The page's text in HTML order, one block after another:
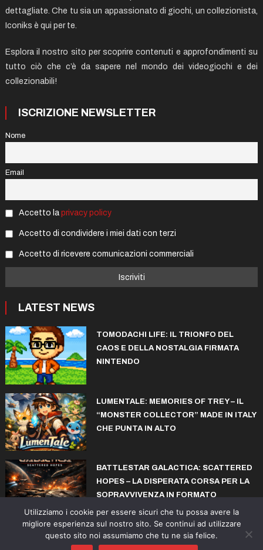
dettagliate. Che tu sia un appassionato di giochi, un collezionista,
Iconiks è qui per te.
Esplora il nostro sito per scoprire contenuti e approfondimenti su
tutto ciò che c’è da sapere nel mondo dei videogiochi e dei
collezionabili!
ISCRIZIONE NEWSLETTER
Nome
Email
Accetto la privacy policy
Accetto di condividere i miei dati con terzi
Accetto di ricevere comunicazioni commerciali
LATEST NEWS
TOMODACHI LIFE: IL TRIONFO DEL
CAOS E DELLA NOSTALGIA FIRMATA
NINTENDO
LUMENTALE: MEMORIES OF TREY – IL
“MONSTER COLLECTOR” MADE IN ITALY
CHE PUNTA IN ALTO
BATTLESTAR GALACTICA: SCATTERED
HOPES – LA DISPERATA CORSA PER LA
SOPRAVVIVENZA IN FORMATO
ROGUELITE
© copyright iconiks.net 2015-2026
Utilizziamo i cookie per essere sicuri che tu possa avere la
migliore esperienza sul nostro sito. Se continui ad utilizzare
questo sito noi assumiamo che tu ne sia felice.